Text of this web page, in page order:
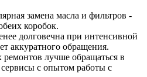
замена масла и фильтров -
коробок.
долговечна при интенсивной
аккуратного обращения.
лучше обращаться в
с опытом работы с